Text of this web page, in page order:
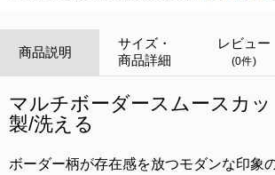
商品説明
サイズ・
商品詳細
レビュー
(0件)
マルチボーダースムースカ
製/洗える
ボーダー柄が存在感を放つモダンな印象